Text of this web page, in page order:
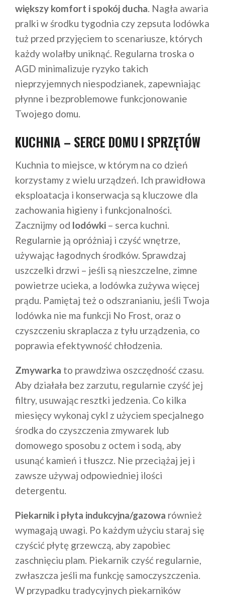
większy komfort i spokój ducha. Nagła awaria
pralki w środku tygodnia czy zepsuta lodówka
tuż przed przyjęciem to scenariusze, których
każdy wolałby uniknąć. Regularna troska o
AGD minimalizuje ryzyko takich
nieprzyjemnych niespodzianek, zapewniając
płynne i bezproblemowe funkcjonowanie
Twojego domu.
KUCHNIA – SERCE DOMU I SPRZĘTÓW
Kuchnia to miejsce, w którym na co dzień
korzystamy z wielu urządzeń. Ich prawidłowa
eksploatacja i konserwacja są kluczowe dla
zachowania higieny i funkcjonalności.
Zacznijmy od lodówki – serca kuchni.
Regularnie ją opróżniaj i czyść wnętrze,
używając łagodnych środków. Sprawdzaj
uszczelki drzwi – jeśli są nieszczelne, zimne
powietrze ucieka, a lodówka zużywa więcej
prądu. Pamiętaj też o odszranianiu, jeśli Twoja
lodówka nie ma funkcji No Frost, oraz o
czyszczeniu skraplacza z tyłu urządzenia, co
poprawia efektywność chłodzenia.
Zmywarka to prawdziwa oszczędność czasu.
Aby działała bez zarzutu, regularnie czyść jej
filtry, usuwając resztki jedzenia. Co kilka
miesięcy wykonaj cykl z użyciem specjalnego
środka do czyszczenia zmywarek lub
domowego sposobu z octem i sodą, aby
usunąć kamień i tłuszcz. Nie przeciążaj jej i
zawsze używaj odpowiedniej ilości
detergentu.
Piekarnik i płyta indukcyjna/gazowa również
wymagają uwagi. Po każdym użyciu staraj się
czyścić płytę grzewczą, aby zapobiec
zaschnięciu plam. Piekarnik czyść regularnie,
zwłaszcza jeśli ma funkcję samoczyszczenia.
W przypadku tradycyjnych piekarników